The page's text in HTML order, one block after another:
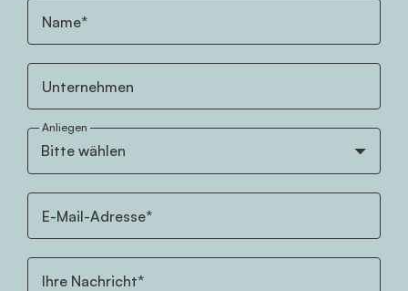
Name*
Unternehmen
Anliegen
E-Mail-Adresse*
Ihre Nachricht*